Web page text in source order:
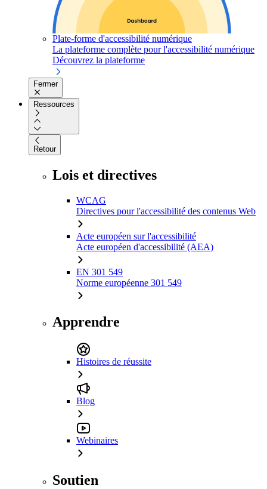
Plate-forme d'accessibilité numérique
La plateforme complète pour l'accessibilité numérique
Découvrez la plateforme
Fermer
Ressources
Retour
Lois et directives
WCAG
Directives pour l'accessibilité des contenus Web
Acte européen sur l'accessibilité
Acte européen d'accessibilité (AEA)
EN 301 549
Norme européenne 301 549
Apprendre
Histoires de réussite
Blog
Webinaires
Soutien